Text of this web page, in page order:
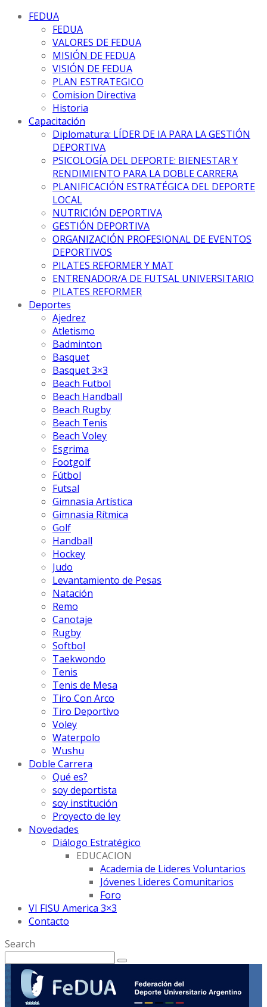
FEDUA
FEDUA
VALORES DE FEDUA
MISIÓN DE FEDUA
VISIÓN DE FEDUA
PLAN ESTRATEGICO
Comision Directiva
Historia
Capacitación
Diplomatura: LÍDER DE IA PARA LA GESTIÓN
DEPORTIVA
PSICOLOGÍA DEL DEPORTE: BIENESTAR Y
RENDIMIENTO PARA LA DOBLE CARRERA
PLANIFICACIÓN ESTRATÉGICA DEL DEPORTE
LOCAL
NUTRICIÓN DEPORTIVA
GESTIÓN DEPORTIVA
ORGANIZACIÓN PROFESIONAL DE EVENTOS
DEPORTIVOS
PILATES REFORMER Y MAT
ENTRENADOR/A DE FUTSAL UNIVERSITARIO
PILATES REFORMER
Deportes
Ajedrez
Atletismo
Badminton
Basquet
Basquet 3×3
Beach Futbol
Beach Handball
Beach Rugby
Beach Tenis
Beach Voley
Esgrima
Footgolf
Fútbol
Futsal
Gimnasia Artística
Gimnasia Rítmica
Golf
Handball
Hockey
Judo
Levantamiento de Pesas
Natación
Remo
Canotaje
Rugby
Softbol
Taekwondo
Tenis
Tenis de Mesa
Tiro Con Arco
Tiro Deportivo
Voley
Waterpolo
Wushu
Doble Carrera
Qué es?
soy deportista
soy institución
Proyecto de ley
Novedades
Diálogo Estratégico
EDUCACION
Academia de Lideres Voluntarios
Jóvenes Lideres Comunitarios
Foro
VI FISU America 3×3
Contacto
Search